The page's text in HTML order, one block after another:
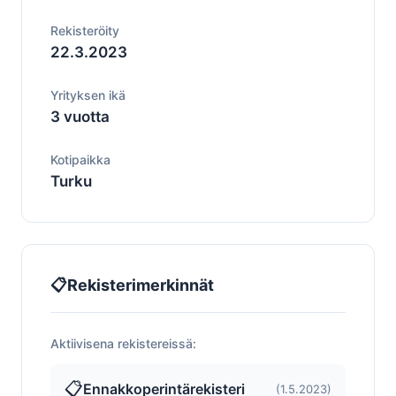
Rekisteröity
22.3.2023
Yrityksen ikä
3 vuotta
Kotipaikka
Turku
📋Rekisterimerkinnät
Aktiivisena rekistereissä:
📋Ennakkoperintärekisteri (1.5.2023)